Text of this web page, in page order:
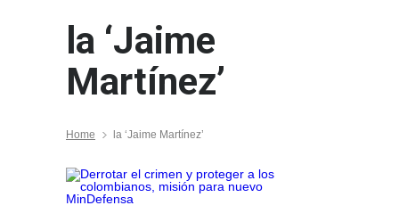
la ‘Jaime
Martínez’
Home la ‘Jaime Martínez’